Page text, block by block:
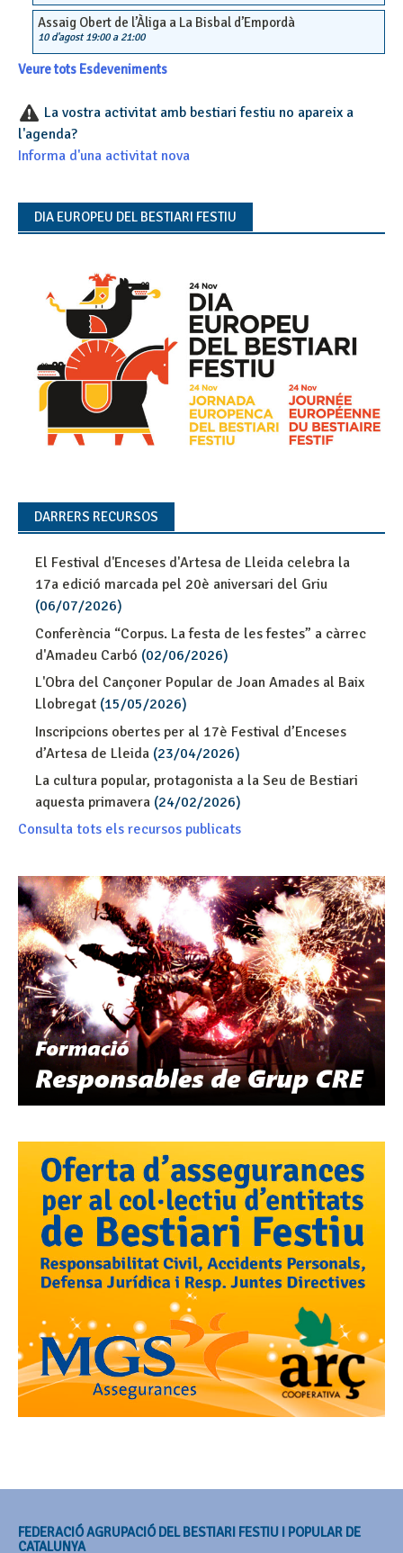
Assaig Obert de l’Àliga a La Bisbal d’Empordà
10 d'agost 19:00a 21:00
Veure tots Esdeveniments
La vostra activitat amb bestiari festiu no apareix a
l'agenda?
Informa d'una activitat nova
DIA EUROPEU DEL BESTIARI FESTIU
DARRERS RECURSOS
El Festival d'Enceses d'Artesa de Lleida celebra la
17a edició marcada pel 20è aniversari del Griu
(06/07/2026)
Conferència “Corpus. La festa de les festes” a càrrec
d'Amadeu Carbó (02/06/2026)
L'Obra del Cançoner Popular de Joan Amades al Baix
Llobregat (15/05/2026)
Inscripcions obertes per al 17è Festival d’Enceses
d’Artesa de Lleida (23/04/2026)
La cultura popular, protagonista a la Seu de Bestiari
aquesta primavera (24/02/2026)
Consulta tots els recursos publicats
FEDERACIÓ AGRUPACIÓ DEL BESTIARI FESTIU I POPULAR DE
CATALUNYA